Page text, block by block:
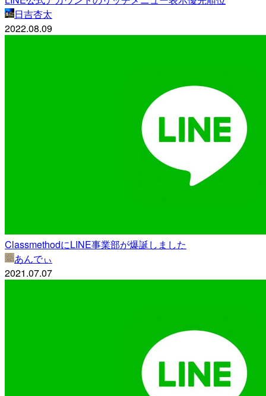
日吉杏太
2022.08.09
ClassmethodにLINE事業部が爆誕しました
あんでぃ
2021.07.07